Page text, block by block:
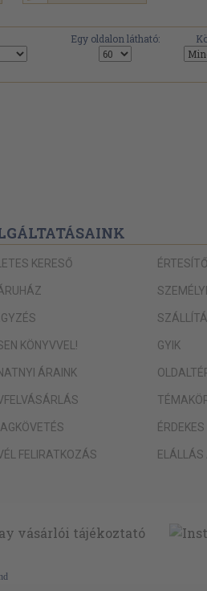
Egy oldalon látható:
KERESŐ
KÖNYVVEL!
ÁRAINK
FELIRATKOZÁS
ÉRTESÍTŐ
GYIK
ELÁLLÁS